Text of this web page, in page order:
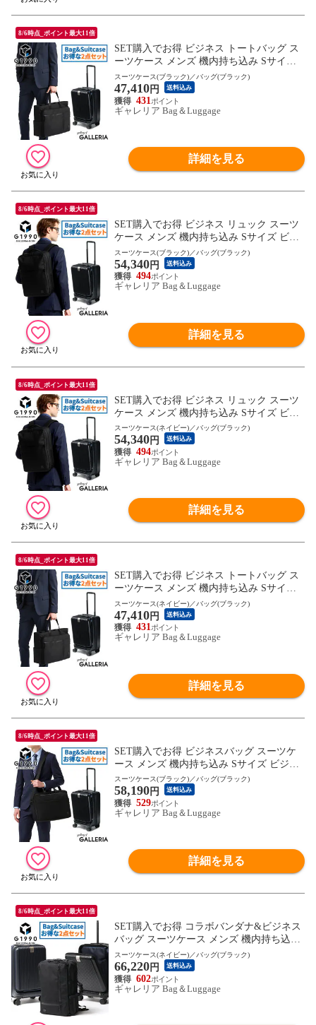
8/6時点_ポイント最大11倍
SET購入でお得 ビジネス トートバッグ ス
ーツケース メンズ 機内持ち込み Sサイズ
ビジネスバッグ トート G1990 COMMUTE
コミュート BUSINESS TOTE BAG JOURN
EY ジャーニー 32L 40代 50代 ブランド
スーツケース(ブラック)／バッグ(ブラック)
47,410円 送料込み
431
ギャレリア Bag＆Luggage
詳細を見る
8/6時点_ポイント最大11倍
SET購入でお得 ビジネス リュック スーツ
ケース メンズ 機内持ち込み Sサイズ ビジ
ネスリュック G1990 COMMUTE コミュー
ト BUSINESS BACKPACK JOURNEY ジャ
ーニー 32L
スーツケース(ブラック)／バッグ(ブラック)
54,340円 送料込み
494
ギャレリア Bag＆Luggage
詳細を見る
8/6時点_ポイント最大11倍
SET購入でお得 ビジネス リュック スーツ
ケース メンズ 機内持ち込み Sサイズ ビジ
ネスリュック G1990 COMMUTE コミュー
ト BUSINESS BACKPACK JOURNEY ジャ
ーニー 32L
スーツケース(ネイビー)／バッグ(ブラック)
54,340円 送料込み
494
ギャレリア Bag＆Luggage
詳細を見る
8/6時点_ポイント最大11倍
SET購入でお得 ビジネス トートバッグ ス
ーツケース メンズ 機内持ち込み Sサイズ
ビジネスバッグ トート G1990 COMMUTE
コミュート BUSINESS TOTE BAG JOURN
EY ジャーニー 32L 40代 50代 ブランド
スーツケース(ネイビー)／バッグ(ブラック)
47,410円 送料込み
431
ギャレリア Bag＆Luggage
詳細を見る
8/6時点_ポイント最大11倍
SET購入でお得 ビジネスバッグ スーツケ
ース メンズ 機内持ち込み Sサイズ ビジネ
ス G1990 COMMUTE コミュート 2WAY BR
IEFCASE JOURNEY ジャーニー 32L ノー
トPC ショルダー
スーツケース(ブラック)／バッグ(ブラック)
58,190円 送料込み
529
ギャレリア Bag＆Luggage
詳細を見る
8/6時点_ポイント最大11倍
SET購入でお得 コラボバンダナ&ビジネス
バッグ スーツケース メンズ 機内持ち込み
Sサイズ ビジネス G1990 COMMUTE 3WAY
BRIEFCASE JOURNEY 32L ビジネスリュ
ック ノートPC ショルダー 大容量 50代 40
代 ブランド
スーツケース(ネイビー)／バッグ(ブラック)
66,220円 送料込み
602
ギャレリア Bag＆Luggage